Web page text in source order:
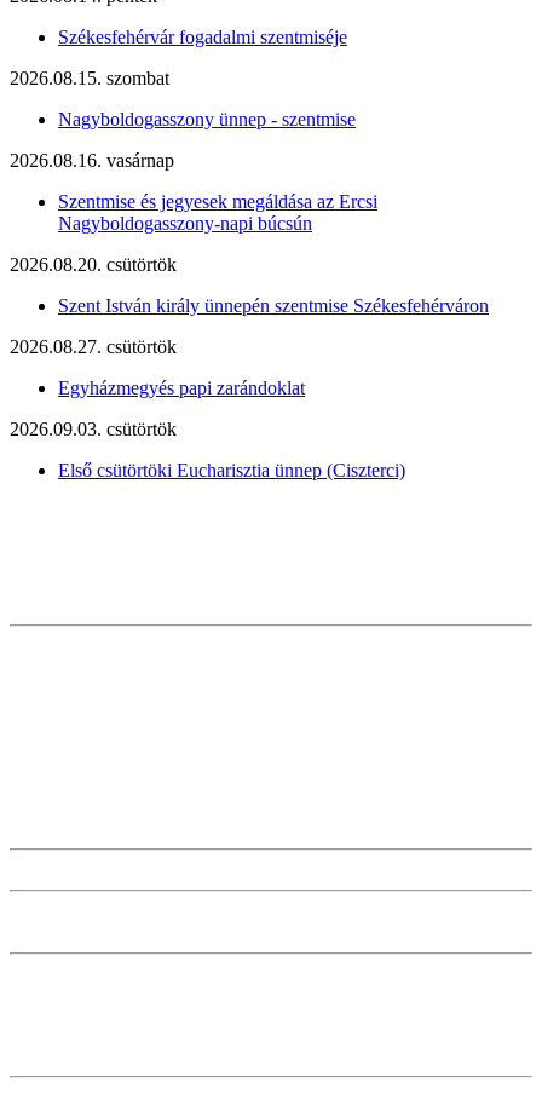
Székesfehérvár fogadalmi szentmiséje
2026.08.15. szombat
Nagyboldogasszony ünnep - szentmise
2026.08.16. vasárnap
Szentmise és jegyesek megáldása az Ercsi
Nagyboldogasszony-napi búcsún
2026.08.20. csütörtök
Szent István király ünnepén szentmise Székesfehérváron
2026.08.27. csütörtök
Egyházmegyés papi zarándoklat
2026.09.03. csütörtök
Első csütörtöki Eucharisztia ünnep (Ciszterci)